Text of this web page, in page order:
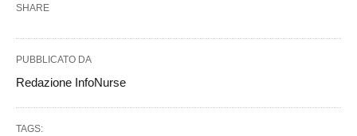
SHARE
PUBBLICATO DA
Redazione InfoNurse
TAGS: